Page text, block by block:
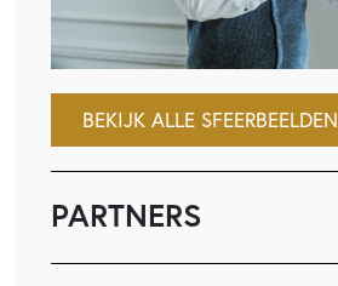
BEKIJK ALLE SFEERBEELDEN
PARTNERS